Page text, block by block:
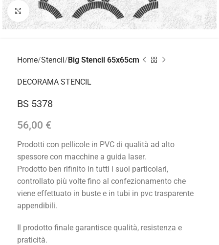
Click to enlarge
Home Stencil Big Stencil 65x65cm
DECORAMA STENCIL
BS 5378
56,00 €
Prodotti con pellicole in PVC di qualità ad alto
spessore con macchine a guida laser.
Prodotto ben rifinito in tutti i suoi particolari,
controllato più volte fino al confezionamento che
viene effettuato in buste e in tubi in pvc trasparente
appendibili.
Il prodotto finale garantisce qualità, resistenza e
praticità.